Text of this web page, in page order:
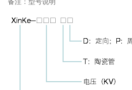
备注：型号说明